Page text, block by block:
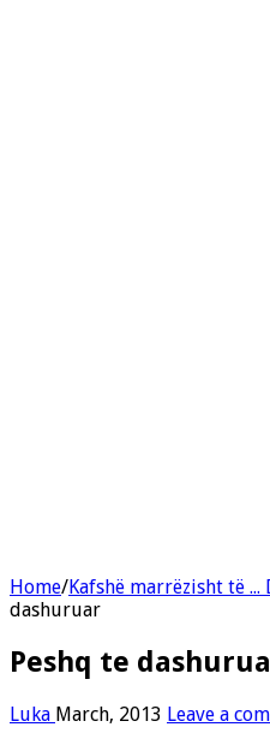
Home/Kafshë marrëzisht të ...
dashuruar
Peshq te
Luka March, 2013 Leave a